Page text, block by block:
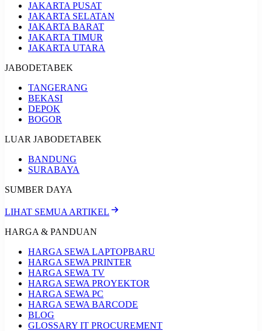
JAKARTA PUSAT
JAKARTA SELATAN
JAKARTA BARAT
JAKARTA TIMUR
JAKARTA UTARA
JABODETABEK
TANGERANG
BEKASI
DEPOK
BOGOR
LUAR JABODETABEK
BANDUNG
SURABAYA
SUMBER DAYA
LIHAT SEMUA ARTIKEL
HARGA & PANDUAN
HARGA SEWA LAPTOPBARU
HARGA SEWA PRINTER
HARGA SEWA TV
HARGA SEWA PROYEKTOR
HARGA SEWA PC
HARGA SEWA BARCODE
BLOG
GLOSSARY IT PROCUREMENT